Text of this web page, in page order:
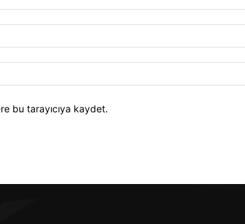
bu tarayıcıya kaydet.